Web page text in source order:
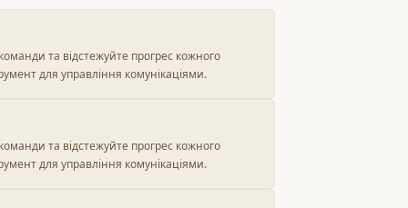
та відстежуйте прогрес кожного
для управління комунікаціями.
та відстежуйте прогрес кожного
для управління комунікаціями.